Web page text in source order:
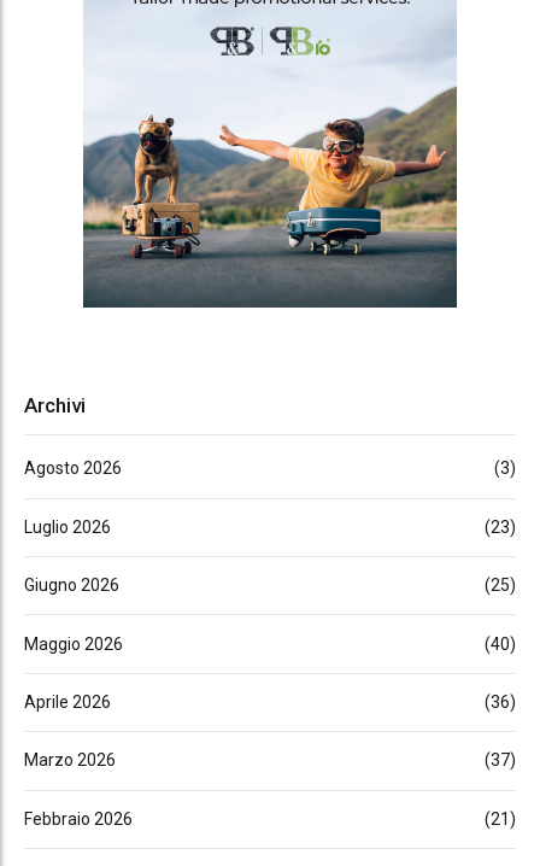
Archivi
Agosto 2026 (3)
Luglio 2026 (23)
Giugno 2026 (25)
Maggio 2026 (40)
Aprile 2026 (36)
Marzo 2026 (37)
Febbraio 2026 (21)